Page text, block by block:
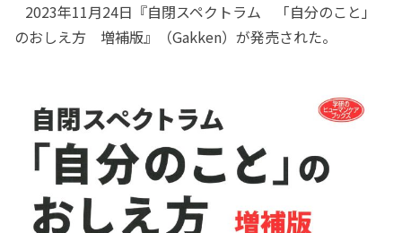
2023年11月24日『自閉スペクトラム 「自分のこと」
のおしえ方 増補版』（Gakken）が発売された。